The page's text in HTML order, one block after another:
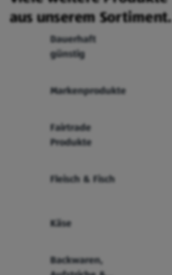
aus unserem Sortiment.
Dauerhaft
günstig
Markenprodukte
Fairtrade
Produkte
Fleisch & Fisch
Käse
Backwaren,